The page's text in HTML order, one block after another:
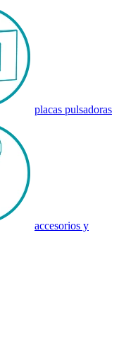
placas pulsadoras
accesorios y